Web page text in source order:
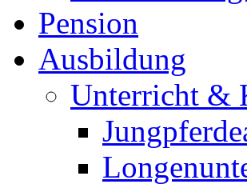
Pension
Ausbildung
Unterricht &